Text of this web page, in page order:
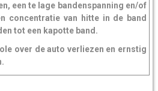
een te lage bandenspanning en/of
concentratie van hitte in de band
tot een kapotte band.
over de auto verliezen en ernstig